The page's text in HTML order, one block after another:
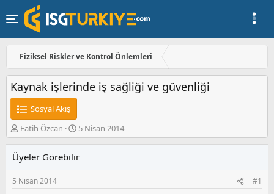
Fiziksel Riskler ve Kontrol Önlemleri
Kaynak işlerinde iş sağliği ve güvenliği
Sosyal Akış
K
o
u
y
u
Fatih Özcan
B
a
l
a
5 Nisan 2014
Üyeler Görebilir
5 Nisan 2014 #1